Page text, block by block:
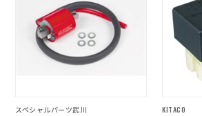
スペシャルパーツ武川 KITACO